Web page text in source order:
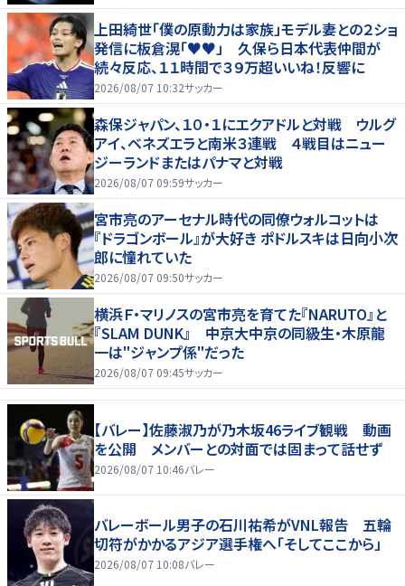
上田綺世「僕の原動力は家族」モデル妻との２ショ
発信に板倉滉「♥♥」 久保ら日本代表仲間が
続々反応、１１時間で３９万超いいね！反響に
2026/08/07 10:32サッカー
森保ジャパン、１０・１にエクアドルと対戦 ウルグ
アイ、ベネズエラと南米３連戦 ４戦目はニュー
ジーランドまたはパナマと対戦
2026/08/07 09:59サッカー
宮市亮のアーセナル時代の同僚ウォルコットは
『ドラゴンボール』が大好き ポドルスキは日向小次
郎に憧れていた
2026/08/07 09:50サッカー
横浜Ｆ・マリノスの宮市亮を育てた『NARUTO』と
『SLAM DUNK』 中京大中京の同級生・木原龍
一は"ジャンプ係"だった
2026/08/07 09:45サッカー
【バレー】佐藤淑乃が乃木坂46ライブ観戦 動画
を公開 メンバーとの対面では固まって話せず
2026/08/07 10:46バレー
バレーボール男子の石川祐希がVNL報告 五輪
切符がかかるアジア選手権へ「そしてここから」
2026/08/07 10:08バレー